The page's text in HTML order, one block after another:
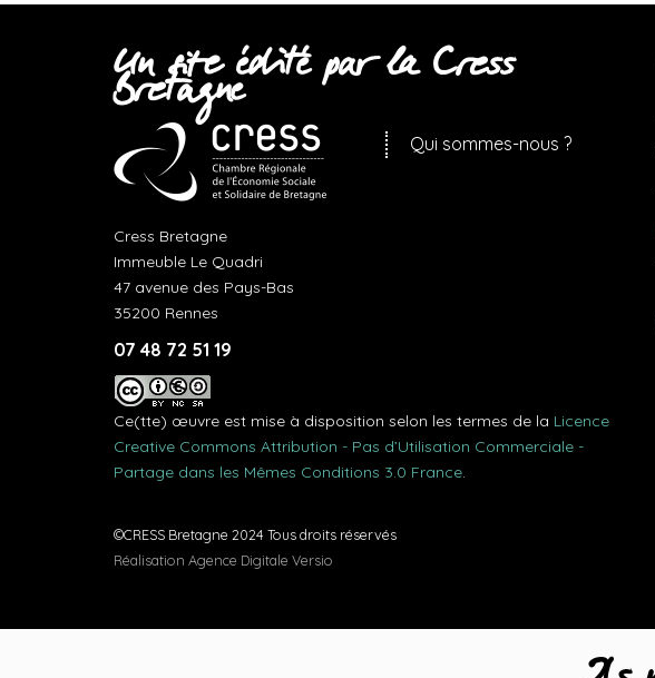
Un site édité par la Cress
Bretagne
Cress Bretagne
Immeuble Le Quadri
47 avenue des Pays-Bas
35200 Rennes
07 48 72 51 19
Qui sommes-nous ?
Ce(tte) œuvre est mise à disposition selon les termes de la Licence
Creative Commons Attribution - Pas d’Utilisation Commerciale -
Partage dans les Mêmes Conditions 3.0 France.
©CRESS Bretagne 2024 Tous droits réservés
Réalisation Agence Digitale Versio